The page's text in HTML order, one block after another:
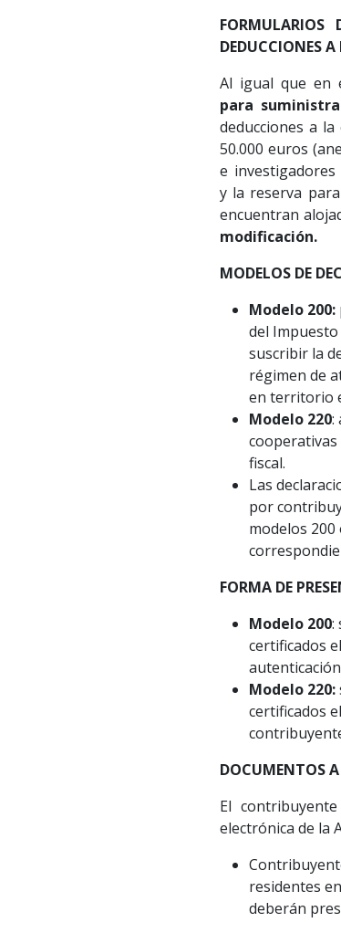
FORMULARIOS
DEDUCCIONES
Al igual que en
para
deducciones a
50.000 euros
e
y la reserva
encuentran
modificación.
MODELOS DE
Modelo 200:
del
suscribir la
régimen de
en territorio
Modelo 220:
fiscal.
Las
por
modelos
FORMA DE
Modelo 200:
certificados
Modelo 220:
certificados
DOCUMENTOS
El
electrónica de la
residentes
deberán